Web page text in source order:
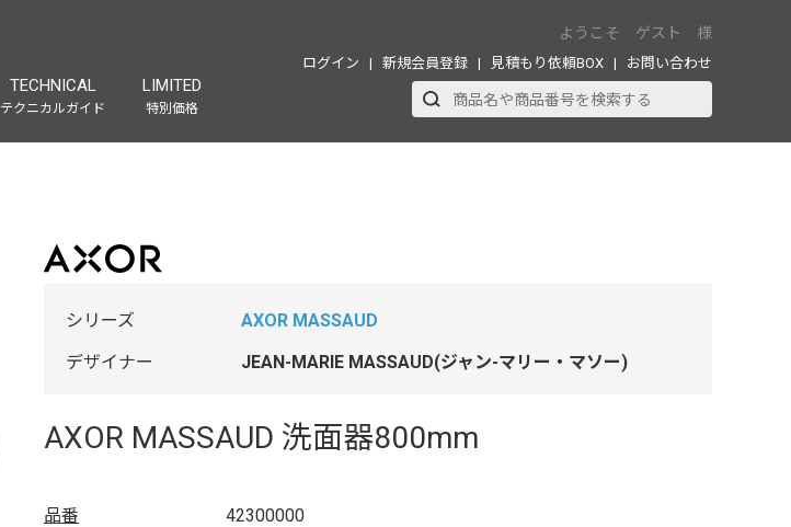
ようこそ ゲスト 様
ログイン 新規会員登録 見積もり依頼BOX お問い合わせ
TECHNICAL
テクニカルガイド
LIMITED
特別価格
AXOR MASSAUD 洗面器800mm
シリーズ
AXOR MASSAUD
デザイナー
JEAN-MARIE MASSAUD(ジャン-マリー・マソー)
品番 42300000